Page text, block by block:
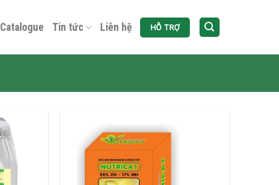
Catalogue Tin tức Liên hệ HỖ TRỢ